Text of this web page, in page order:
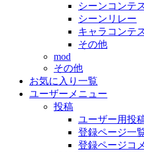
シーンコンテ
シーンリレー
キャラコンテ
その他
mod
その他
お気に入り一覧
ユーザーメニュー
投稿
ユーザー用投
登録ページ一
登録ページコ